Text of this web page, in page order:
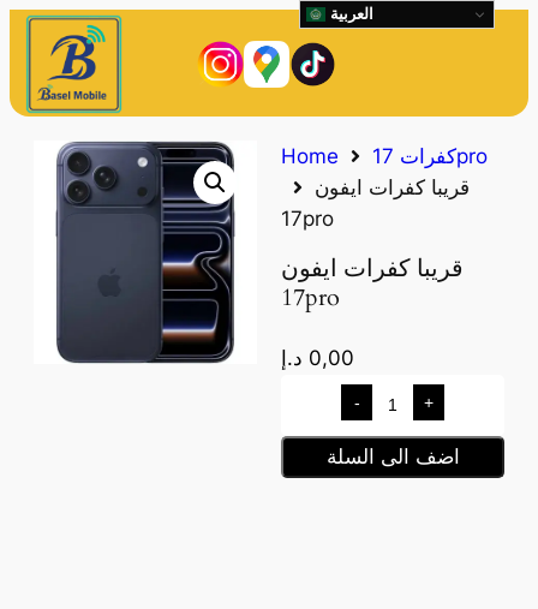
Home
كفرات 17pro
قريبا كفرات ايفون
17pro
قريبا كفرات ايفون
17pro
0,00 د.إ
- +
اضف الى السلة
العربية